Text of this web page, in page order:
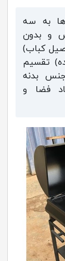
به سه
و بدون
کباب)
تقسیم
بدنه
فضا و